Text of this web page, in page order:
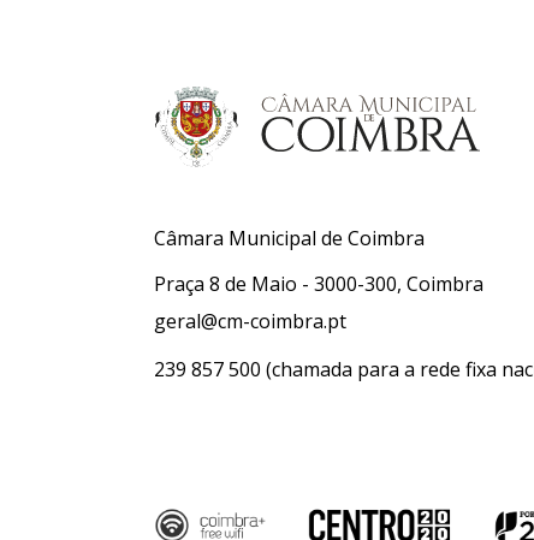
Câmara Municipal de Coimbra
Praça 8 de Maio - 3000-300, Coimbra
geral@cm-coimbra.pt
239 857 500 (chamada para a rede fixa